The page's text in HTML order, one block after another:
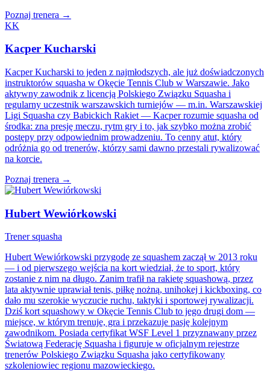
Poznaj trenera →
KK
Kacper Kucharski
Kacper Kucharski to jeden z najmłodszych, ale już doświadczonych
instruktorów squasha w Okęcie Tennis Club w Warszawie. Jako
aktywny zawodnik z licencją Polskiego Związku Squasha i
regularny uczestnik warszawskich turniejów — m.in. Warszawskiej
Ligi Squasha czy Babickich Rakiet — Kacper rozumie squasha od
środka: zna presję meczu, rytm gry i to, jak szybko można zrobić
postępy przy odpowiednim prowadzeniu. To cenny atut, który
odróżnia go od trenerów, którzy sami dawno przestali rywalizować
na korcie.
Poznaj trenera →
Hubert Wewiórkowski
Trener squasha
Hubert Wewiórkowski przygodę ze squashem zaczął w 2013 roku
— i od pierwszego wejścia na kort wiedział, że to sport, który
zostanie z nim na długo. Zanim trafił na rakietę squashową, przez
lata aktywnie uprawiał tenis, piłkę nożną, unihokej i kickboxing, co
dało mu szerokie wyczucie ruchu, taktyki i sportowej rywalizacji.
Dziś kort squashowy w Okęcie Tennis Club to jego drugi dom —
miejsce, w którym trenuje, gra i przekazuje pasję kolejnym
zawodnikom. Posiada certyfikat WSF Level 1 przyznawany przez
Światową Federację Squasha i figuruje w oficjalnym rejestrze
trenerów Polskiego Związku Squasha jako certyfikowany
szkoleniowiec regionu mazowieckiego.